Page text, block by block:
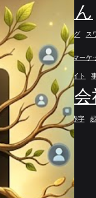
なかやん
コピーライティング ス
フィルター能力 マーケ
リスト構築 リライト
本質 株式
競合 資金配分 赤字